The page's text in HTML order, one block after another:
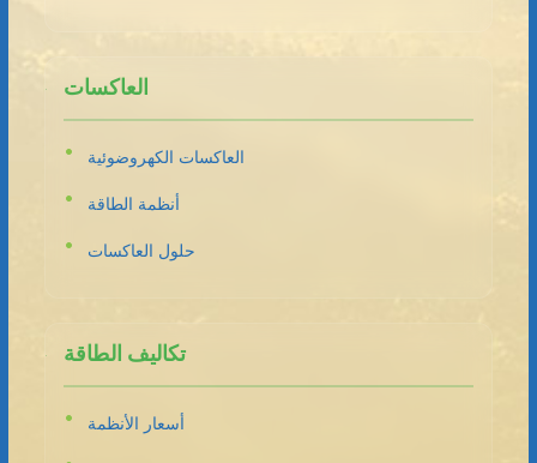
العاكسات
العاكسات الكهروضوئية
أنظمة الطاقة
حلول العاكسات
تكاليف الطاقة
أسعار الأنظمة